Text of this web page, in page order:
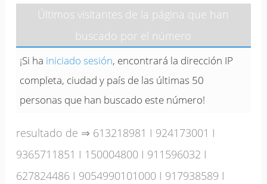
Últimos visitantes de la página que han
buscado por el número
¡Si ha iniciado sesión, encontrará la dirección IP
completa, ciudad y país de las últimas 50
personas que han buscado este número!
resultado de ⇒ 613218981 I 924173001 I
9365711851 I 150004800 I 911596032 I
627824486 I 9054990101000 I 917938589 I